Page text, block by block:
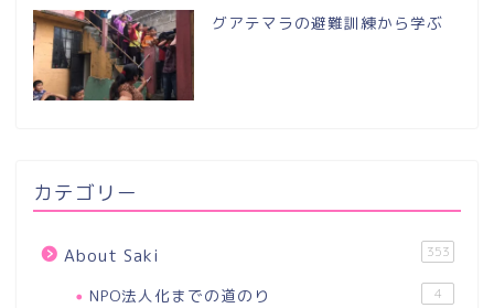
グアテマラの避難訓練から学ぶ
カテゴリー
About Saki 353
NPO法人化までの道のり 4